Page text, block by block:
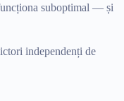
suboptimal — și
independenți de